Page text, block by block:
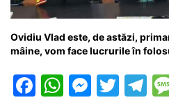
Ovidiu Vlad este, de astăzi,
mâine, vom face lucrurile în
F
W M T
T